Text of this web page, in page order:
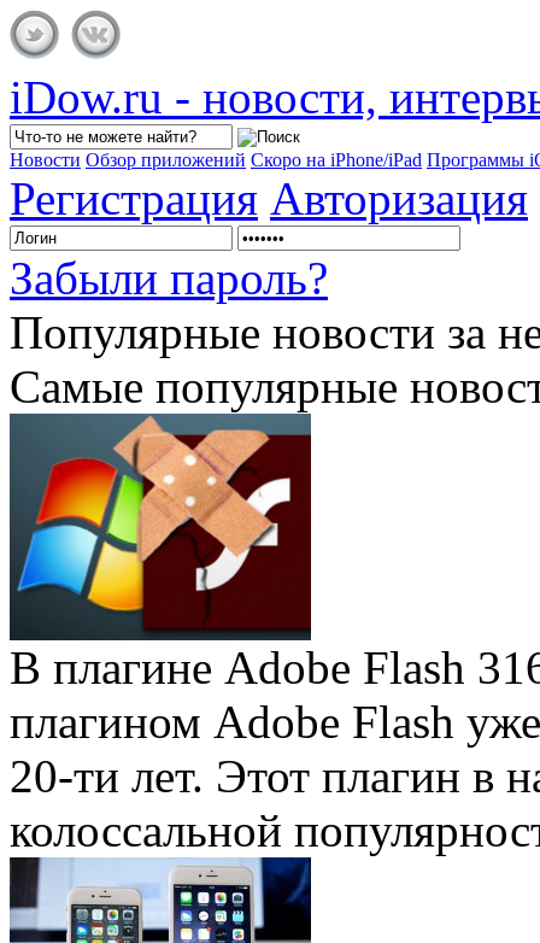
iDow.ru - новости,
Новости Обзор приложений Скоро на iPhone/iPad Программы
Регистрация Авторизация
Забыли пароль?
Популярные новости за
Самые популярные
В плагине Adobe Flash
плагином Adobe Flash
20-ти лет. Этот плагин в
колоссальной